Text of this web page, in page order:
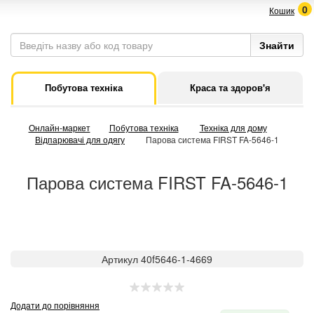
Кошик 0
Побутова техніка Краса та здоров'я
Онлайн-маркет Побутова техніка
Техніка для дому
Відпарювачі для одягу
Парова система FIRST FA-5646-1
Парова система FIRST FA-5646-1
Артикул 40f5646-1-4669
Додати до порівняння